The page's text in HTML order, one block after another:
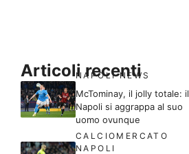
Articoli recenti
NAPOLI NEWS
McTominay, il jolly totale: il
Napoli si aggrappa al suo
uomo ovunque
CALCIOMERCATO
NAPOLI